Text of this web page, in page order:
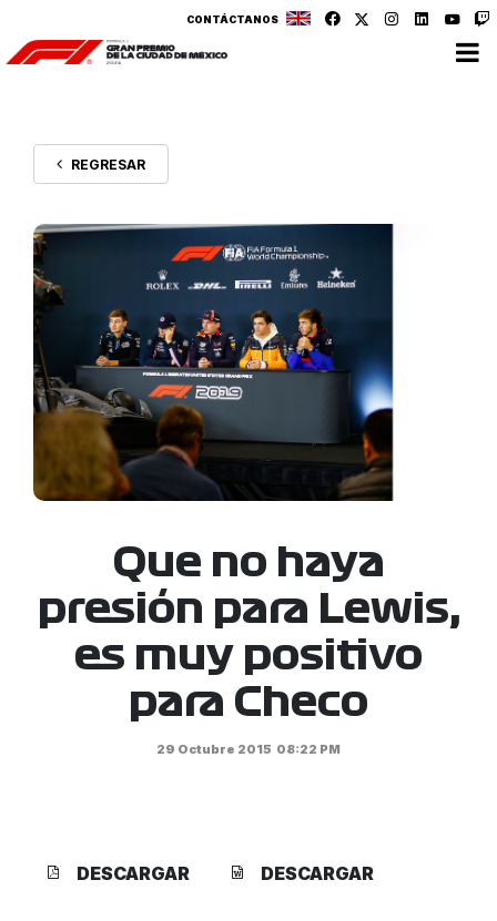
CONTÁCTANOS
REGRESAR
Que no haya
presión para Lewis,
es muy positivo
para Checo
29 Octubre 2015 08:22 PM
DESCARGAR DESCARGAR